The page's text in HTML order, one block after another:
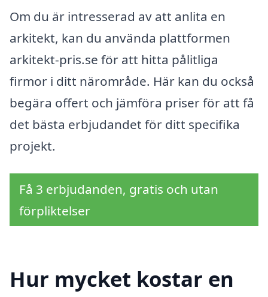
Om du är intresserad av att anlita en
arkitekt, kan du använda plattformen
arkitekt-pris.se för att hitta pålitliga
firmor i ditt närområde. Här kan du också
begära offert och jämföra priser för att få
det bästa erbjudandet för ditt specifika
projekt.
Få 3 erbjudanden, gratis och utan
förpliktelser
Hur mycket kostar en